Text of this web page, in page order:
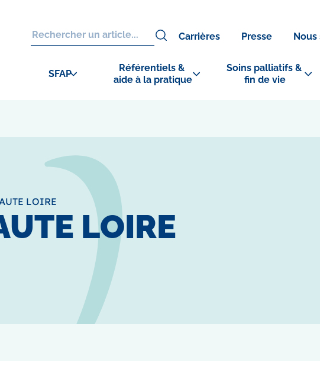
Carrières Presse
SFAP
Référentiels &
aide à la pratique
Soins palliatifs &
fin de vie
LOIRE
LOIRE